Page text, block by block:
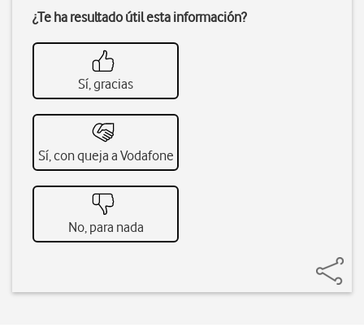
¿Te ha resultado útil esta información?
Sí, gracias
Sí, con queja a Vodafone
No, para nada